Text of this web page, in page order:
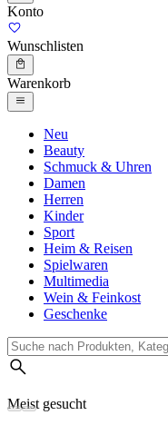
Konto
Wunschlisten
Warenkorb
Neu
Beauty
Schmuck & Uhren
Damen
Herren
Kinder
Sport
Heim & Reisen
Spielwaren
Multimedia
Wein & Feinkost
Geschenke
Meist gesucht